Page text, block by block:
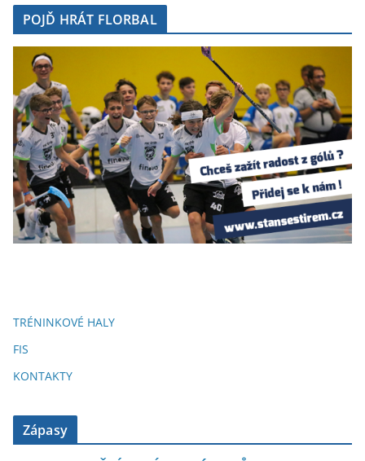
POJĎ HRÁT FLORBAL
TRÉNINKOVÉ HALY
FIS
KONTAKTY
Zápasy